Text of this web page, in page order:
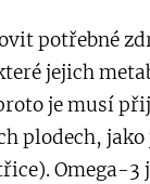
potřebné
jejich
je musí
plodech,
Omega-3